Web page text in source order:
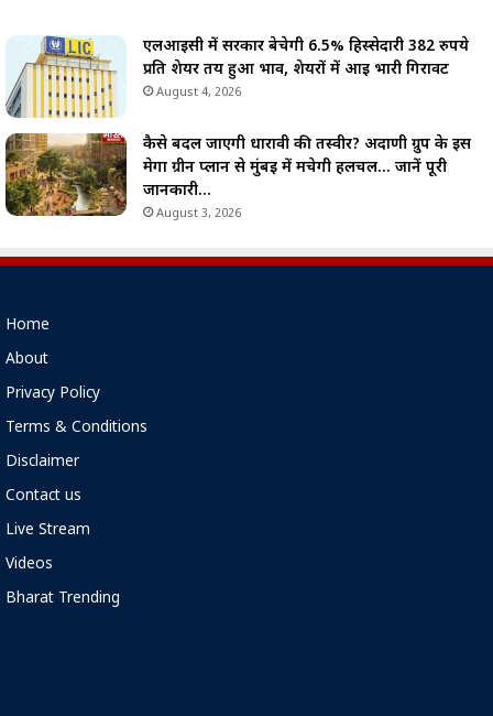
एलआईसी में सरकार बेचेगी 6.5% हिस्सेदारी 382 रुपये
प्रति शेयर तय हुआ भाव, शेयरों में आई भारी गिरावट
August 4, 2026
कैसे बदल जाएगी धारावी की तस्वीर? अदाणी ग्रुप के इस
मेगा ग्रीन प्लान से मुंबई में मचेगी हलचल… जानें पूरी
जानकारी…
August 3, 2026
Home
About
Privacy Policy
Terms & Conditions
Disclaimer
Contact us
Live Stream
Videos
Bharat Trending